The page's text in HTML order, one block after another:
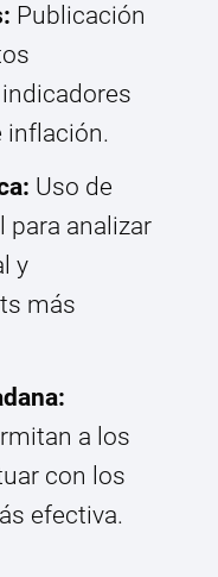
Publicación
inflación.
Uso de
analizar
y
más
a los
con los
efectiva.